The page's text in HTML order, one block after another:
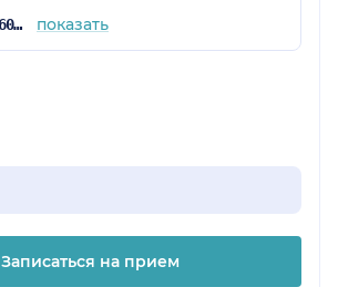
+7 (812) 603-60-42 показать
Записаться на прием